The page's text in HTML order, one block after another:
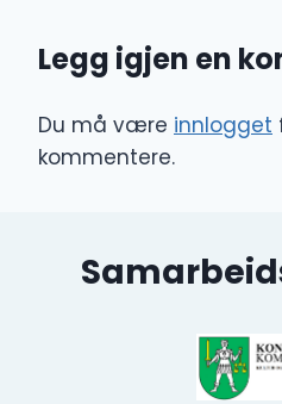
Legg igjen en
Du må være innlogget
kommentere.